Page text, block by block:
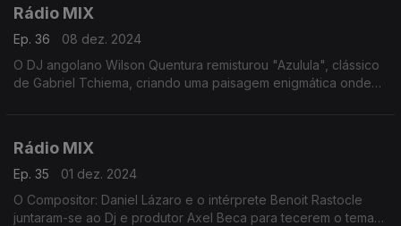
Rádio MIX
Ep. 36
08 dez. 2024
O DJ angolano Wilson Quentura remisturou "Azulula", clássico
de Gabriel Tchiema, criando uma paisagem enigmática onde
Rádio MIX
Ep. 35
01 dez. 2024
O Compositor: Daniel Lázaro e o intérprete Benoit Rastocle
juntaram-se ao Dj e produtor Axel Beca para tecerem o tema